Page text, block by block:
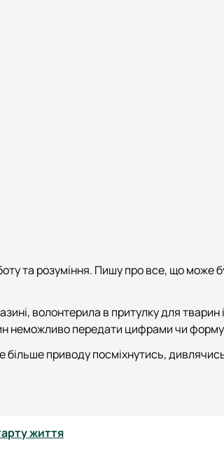
та розуміння. Пишу про все, що
волонтерила в притулку для
неможливо передати цифрами чи
більше приводу посміхнутись,
життя